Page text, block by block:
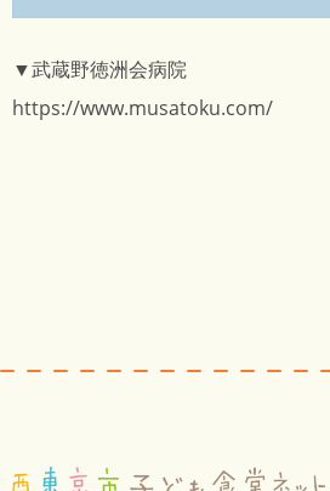
▼武蔵野徳洲会病院
https://www.musatoku.com/